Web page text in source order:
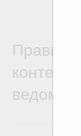
ведомств